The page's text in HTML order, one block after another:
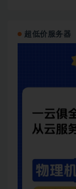
超低价服务器